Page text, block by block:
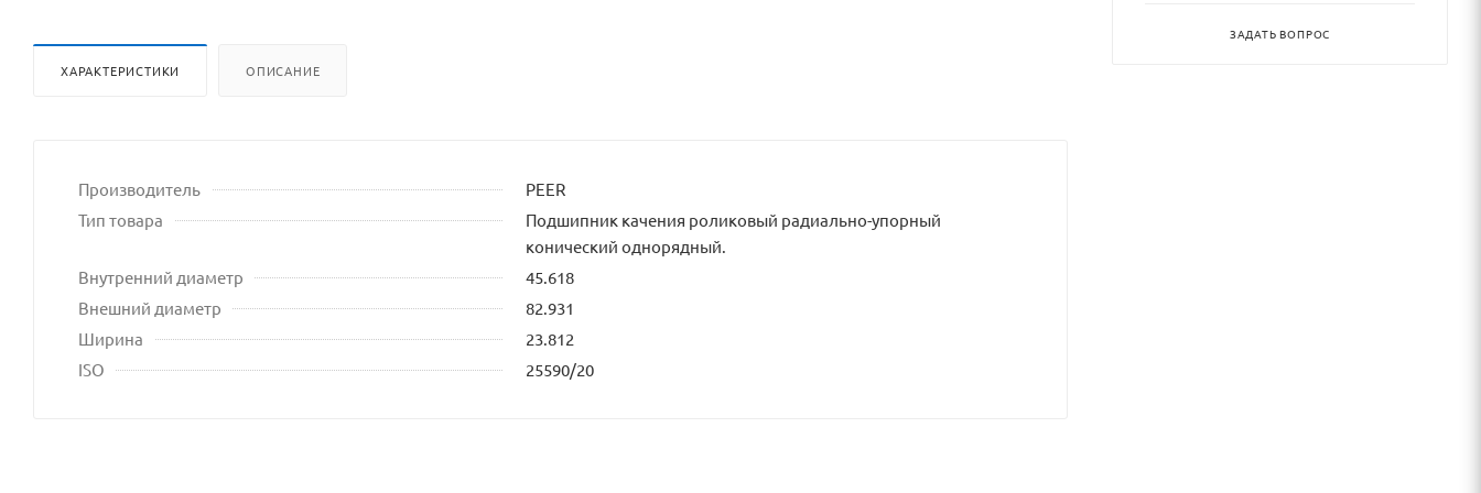
ХАРАКТЕРИСТИКИ ОПИСАНИЕ
Производитель
PEER
Тип товара
Подшипник качения роликовый радиально-упорный
конический однорядный.
Внутренний диаметр
45.618
Внешний диаметр
82.931
Ширина
23.812
ISO
25590/20
ЗАДАТЬ ВОПРОС